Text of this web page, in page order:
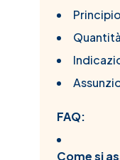
FAQ:
Come si